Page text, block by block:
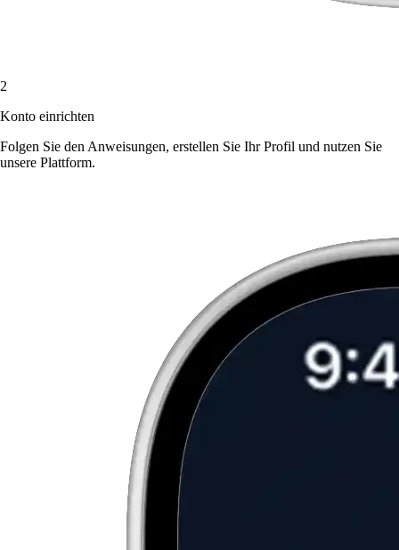
2
Konto einrichten
Folgen Sie den Anweisungen, erstellen Sie Ihr Profil und nutzen Sie
unsere Plattform.